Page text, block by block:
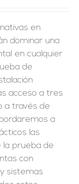
en
dominar una
en cualquier
de
acceso a tres
a través de
a
las
la prueba de
con
sistemas